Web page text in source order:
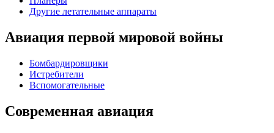
Другие летательные аппараты
Авиация первой мировой войны
Бомбардировщики
Истребители
Вспомогательные
Современная авиация